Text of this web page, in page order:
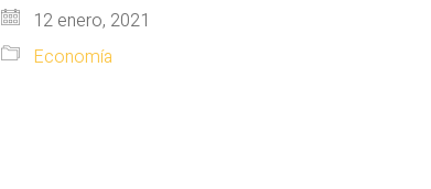
12 enero, 2021
Economía